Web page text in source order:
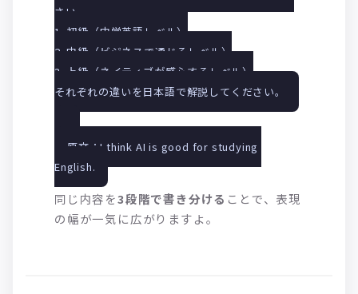
さい。
1. 初級（中学英語レベル）
2. 中級（ビジネスで通じるレベル）
3. 上級（ネイティブが感心するレベル）
それぞれの違いを日本語で解説してください。
原文：I think AI is good for studying
English.
同じ内容を3段階で書き分ける ことで、表現
の幅が一気に広がりますよ。